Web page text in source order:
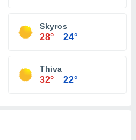
Skyros
28° 24°
Thiva
32° 22°